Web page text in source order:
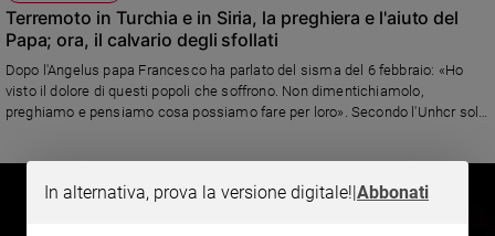
Terremoto in Turchia e in Siria, la preghiera e l'aiuto del
Papa; ora, il calvario degli sfollati
Dopo l'Angelus papa Francesco ha parlato del sisma del 6 febbraio: «Ho
visto il dolore di questi popoli che soffrono. Non dimentichiamolo,
preghiamo e pensiamo cosa possiamo fare per loro». Secondo l'Unhcr solo
raddoppiare
In alternativa, prova la versione digitale!|Abbonati